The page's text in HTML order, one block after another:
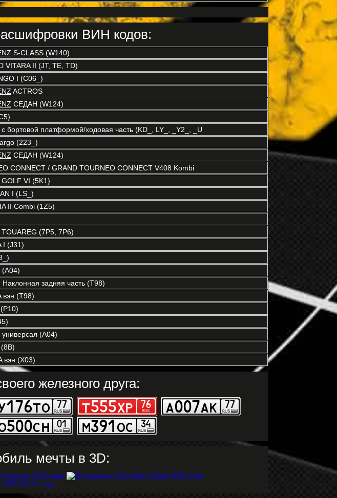
ВИН кодов:
S-CLASS (W140)
VITARA II (JT, TE, TD)
I (C06_)
ACTROS
СЕДАН (W124)
бортовой платформой/ходовая часть (KD_, LY_, _Y2_, _U
(223_)
СЕДАН (W124)
CONNECT / GRAND TOURNEO CONNECT V408 Kombi
GOLF VI (5K1)
I (LS_)
II Combi (1Z5)
TOUAREG (7P5, 7P6)
I (J31)
(A04)
Наклонная задняя часть (T98)
вэн (T98)
универсал (A04)
вэн (X03)
железного друга:
мечты в 3D: